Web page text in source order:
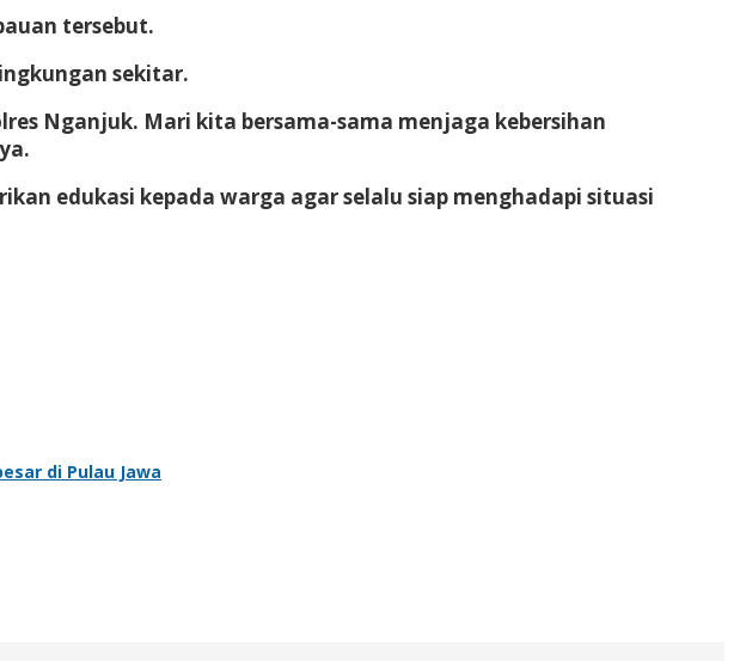
tersebut.
sekitar.
Nganjuk. Mari kita bersama-sama menjaga kebersihan
edukasi kepada warga agar selalu siap menghadapi situasi
di Pulau Jawa